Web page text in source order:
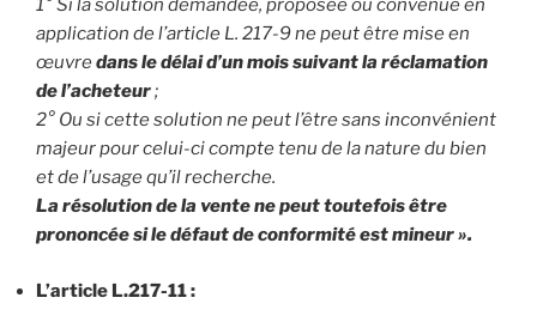
1° Si la solution demandée, proposée ou convenue en
application de l’article L. 217-9 ne peut être mise en
œuvredans le délai d’un mois suivant la réclamation
de l’acheteur;
2° Ou si cette solution ne peut l’être sans inconvénient
majeur pour celui-ci compte tenu de la nature du bien
et de l’usage qu’il recherche.
La résolution de la vente ne peut toutefois être
prononcée si le défaut de conformité est mineur ».
L’article L.217-11 :